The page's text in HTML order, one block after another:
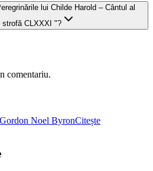
lui Childe Harold – Cântul al
patrulea – strofă CLXXXI "?
comentariu.
Noel ByronCitește